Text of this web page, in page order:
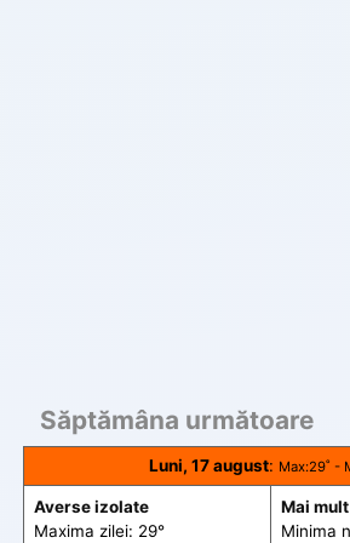
Săptămâna următoare
Luni, 17 august: Max:29˚ -
Averse izolate
Maxima zilei: 29°
Mai
Minima